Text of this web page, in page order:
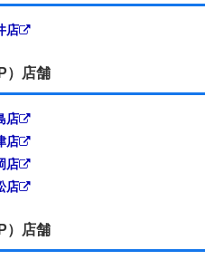
店
）店舗
店
店
店
店
）店舗